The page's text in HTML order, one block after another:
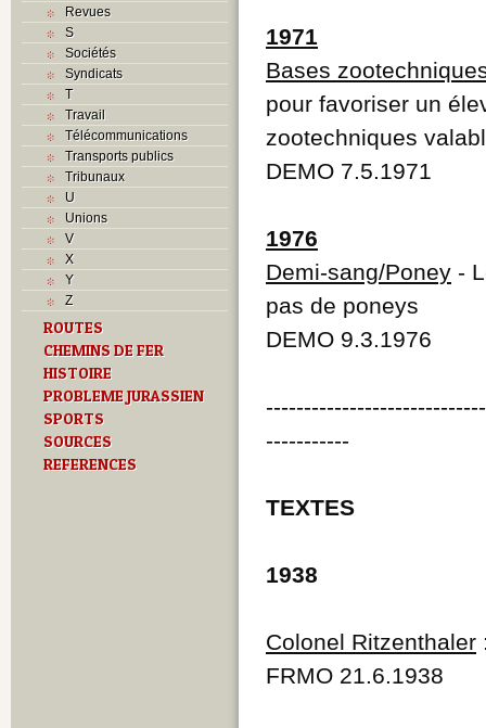
Revues
S
Sociétés
Syndicats
T
Travail
Télécommunications
Transports publics
Tribunaux
U
Unions
V
X
Y
Z
ROUTES
CHEMINS DE FER
HISTOIRE
PROBLEME JURASSIEN
SPORTS
SOURCES
REFERENCES
1971
Bases
pour favoriser un
zootechniques
DEMO 7.5.1971
1976
Demi-sang/Poney -
pas de poneys
DEMO 9.3.1976
-----------
TEXTES
1938
Colonel Ritzenthaler
FRMO 21.6.1938